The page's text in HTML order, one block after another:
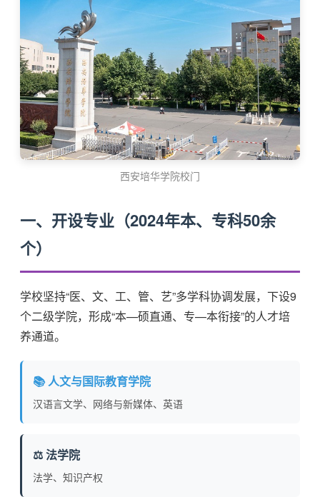
西安培华学院校门
一、开设专业（2024年本、专科50余
个）
学校坚持“医、文、工、管、艺”多学科协调发展，下设9
个二级学院，形成“本—硕直通、专—本衔接”的人才培
养通道。
📚 人文与国际教育学院
汉语言文学、网络与新媒体、英语
⚖️ 法学院
法学、知识产权